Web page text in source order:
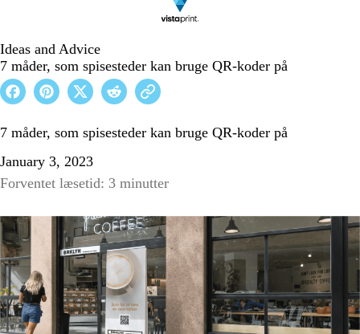
Ideas and Advice
7 måder, som spisesteder kan bruge QR-koder på
7 måder, som spisesteder kan bruge QR-koder på
January 3, 2023
Forventet læsetid: 3 minutter